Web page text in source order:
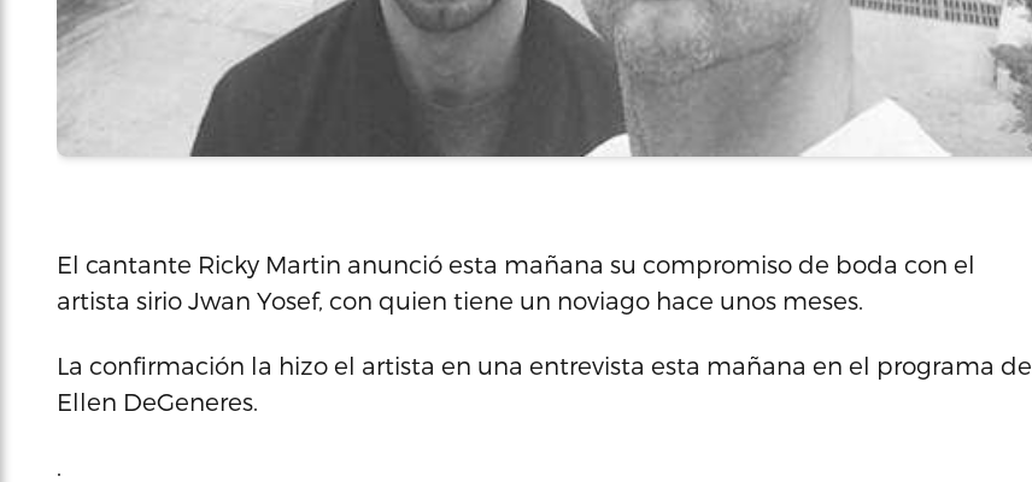
El cantante Ricky Martin anunció esta mañana su compromiso de boda con el
artista sirio Jwan Yosef, con quien tiene un noviago hace unos meses.
La confirmación la hizo el artista en una entrevista esta mañana en el programa de
Ellen DeGeneres.
.